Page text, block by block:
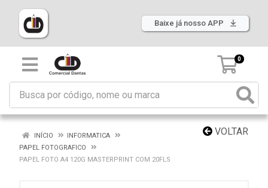
Baixe já nosso APP
0
VOLTAR
INÍCIO
INFORMATICA
PAPEL FOTOGRAFICO
PAPEL FOTO A4 120G MASTERPRINT COM 20FLS